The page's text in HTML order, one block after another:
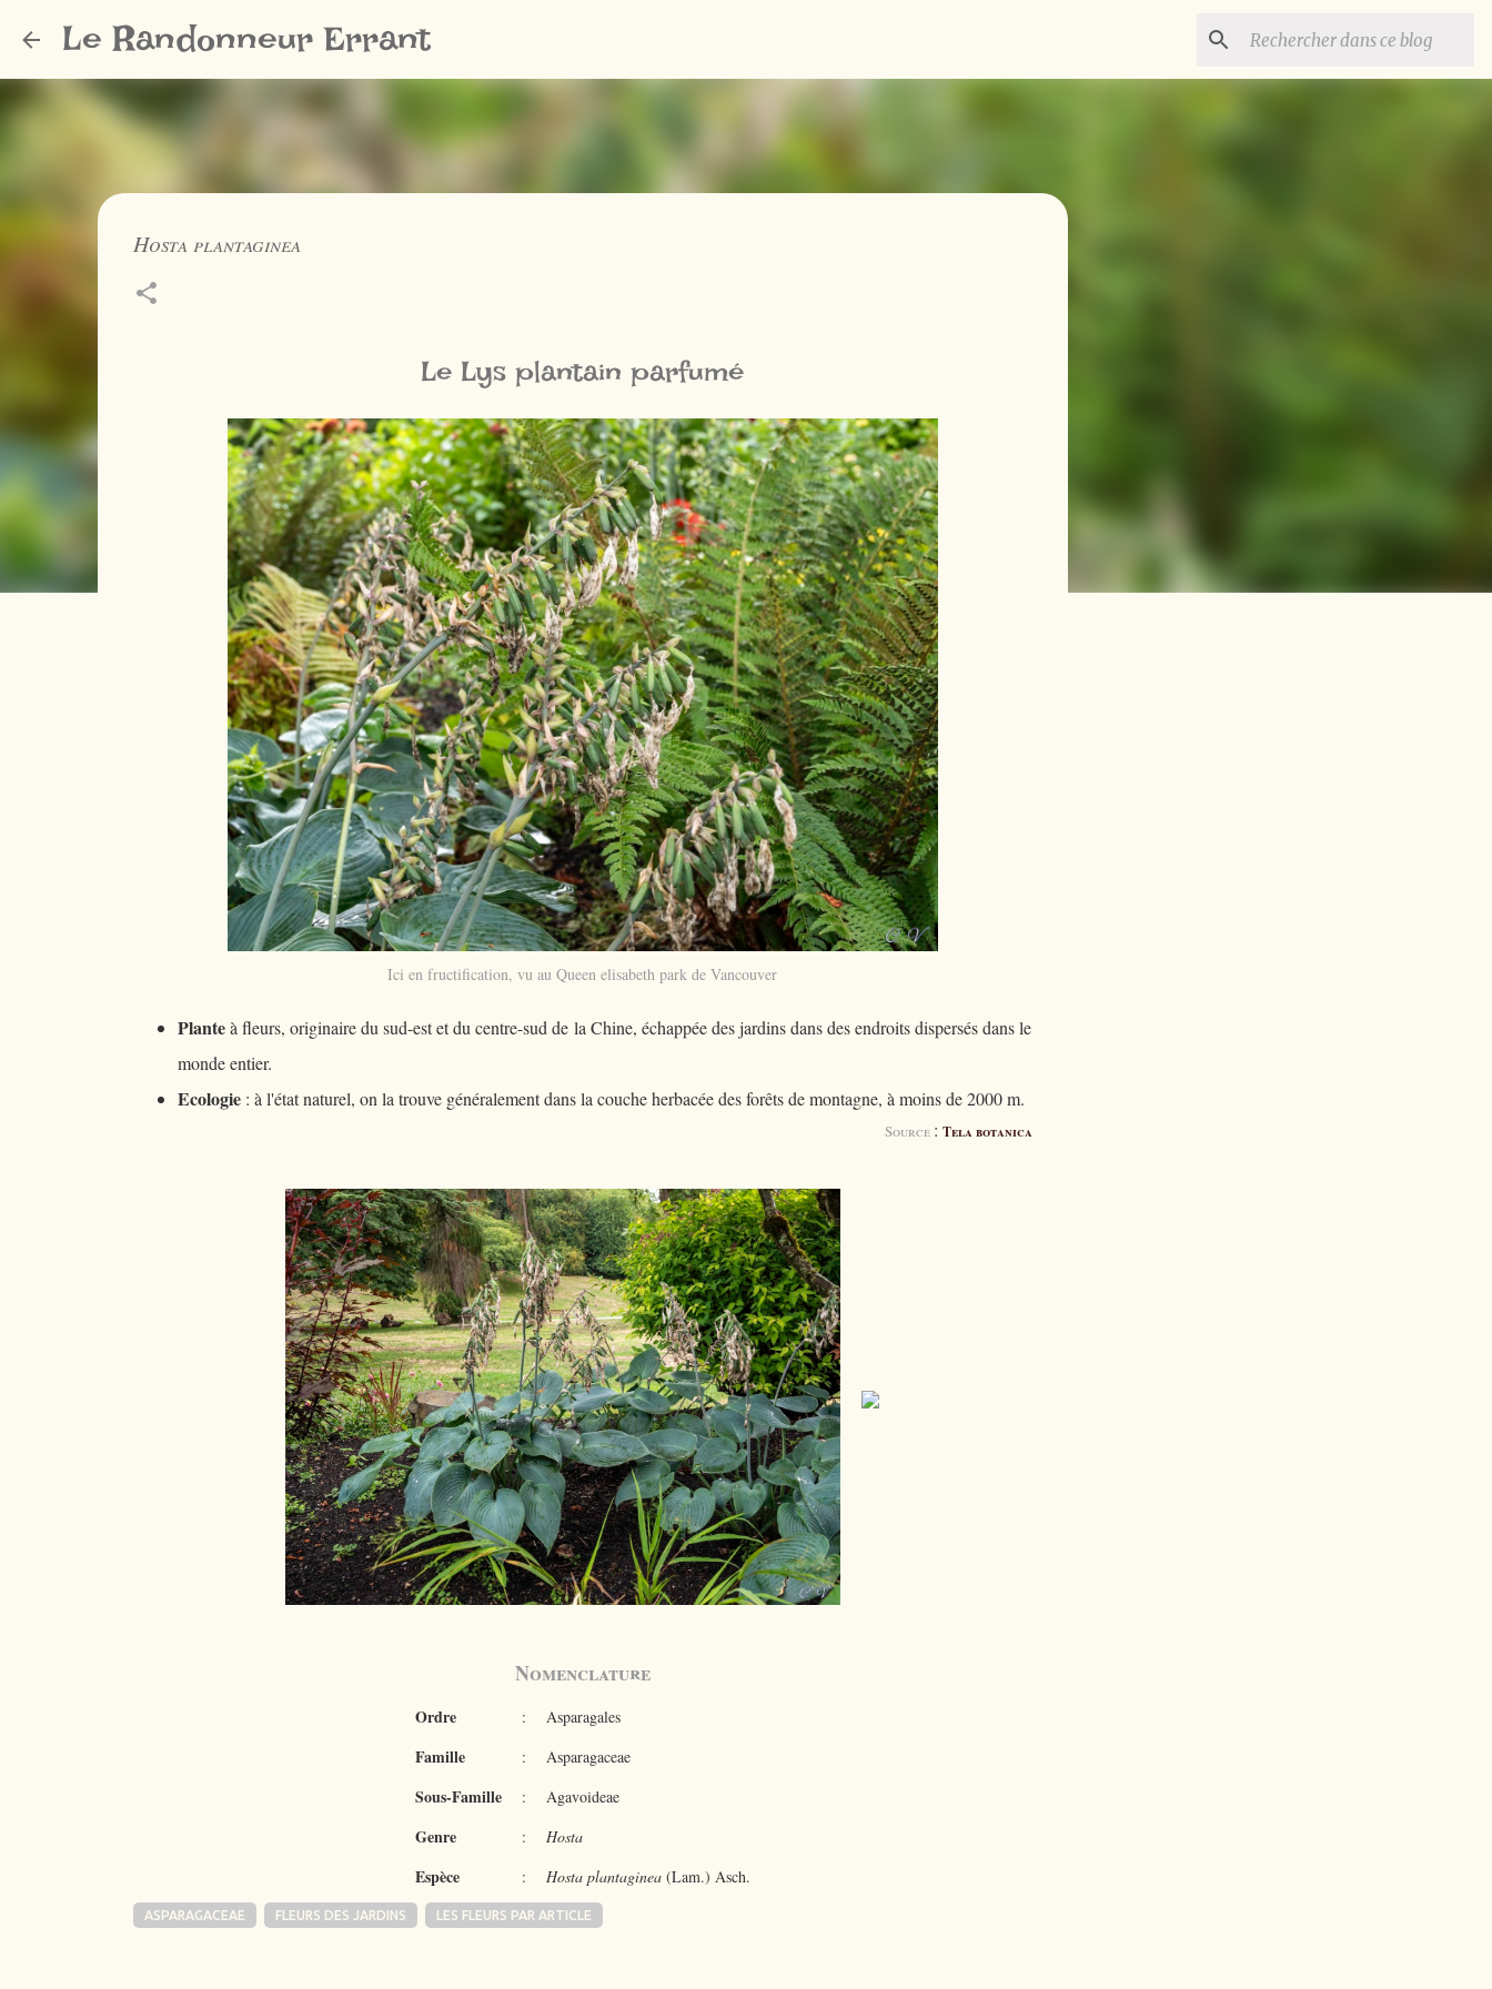
Le Randonneur Errant
Hosta plantaginea
Le Lys plantain parfumé
Ici en fructification, vu au Queen elisabeth park de Vancouver
Planteà fleurs, originaire du sud-est et du centre-sud de la Chine, échappée des jardins dans des endroits dispersés dans le
monde entier.
Ecologie: à l'état naturel, on la trouve généralement dans la couche herbacée des forêts de montagne, à moins de 2000 m.
Source : Tela botanica
Nomenclature
Ordre : Asparagales
Famille : Asparagaceae
Sous-Famille : Agavoideae
Genre : Hosta
Espèce : Hosta plantaginea(Lam.) Asch.
ASPARAGACEAE FLEURS DES JARDINS LES FLEURS PAR ARTICLE